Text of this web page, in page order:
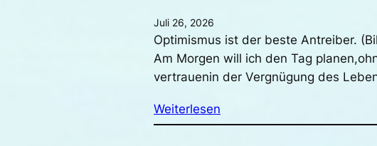
Juli 26, 2026
Optimismus ist der beste Antreiber.
Am Morgen will ich den Tag
vertrauenin der Vergnügung des
Weiterlesen